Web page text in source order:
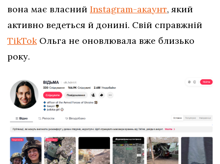
вона має власний Instagram-акаунт, який
активно ведеться й донині. Свій справжній
TikTokОльга не оновлювала вже близько
року.